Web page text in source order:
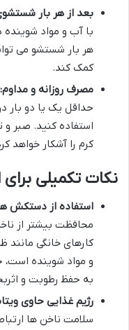
بعد از هر بار
با آب و مواد شوینده
هر بار شستشو می
کمک کند.
مصرف روزانه و مداوم:
حداقل یک یا دو بار
استفاده کنید. صبر و
کرم را آشکار خواهد
نکات تکمیلی
استفاده از دستکش
محافظت بیشتر از
کارهای خانگی
و مواد شوینده است،
به حفظ رطوبت و
رژیم غذایی حاوی
سلامت ناخن ها